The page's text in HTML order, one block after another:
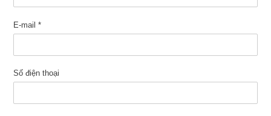
E-mail *
Số điện thoại